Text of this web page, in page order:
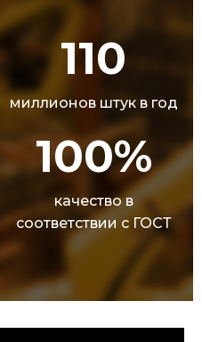
110
миллионов штук в год
100%
качество в
соответствии с ГОСТ